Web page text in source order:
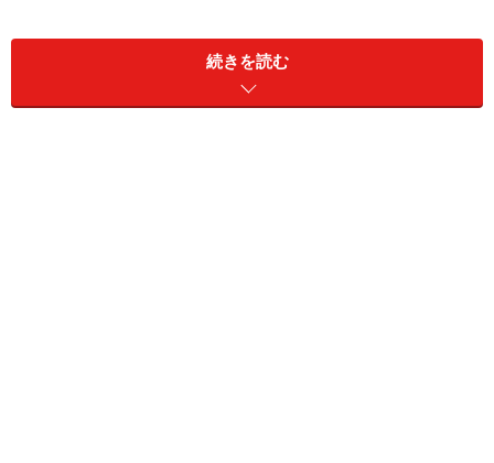
「設定」画面の「トーク」を選択
続きを読む